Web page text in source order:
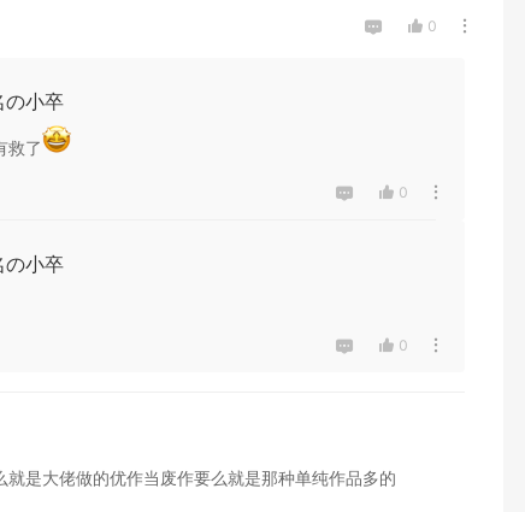
0
の小卒
救了
0
の小卒
0
是大佬做的优作当废作要么就是那种单纯作品多的